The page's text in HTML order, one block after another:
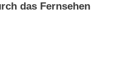
das Fernsehen